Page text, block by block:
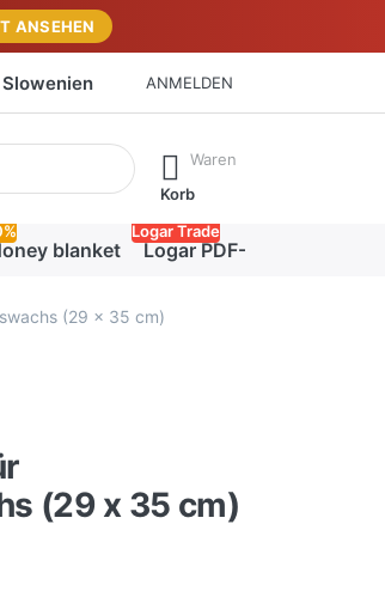
ANSEHEN
ANMELDEN
Drücken Sie die Eingabetaste, um alle
Waren
Korb
blanket Logar PDF-Katalog
Logar Trade
(29 x 35 cm)
(29 x 35 cm)